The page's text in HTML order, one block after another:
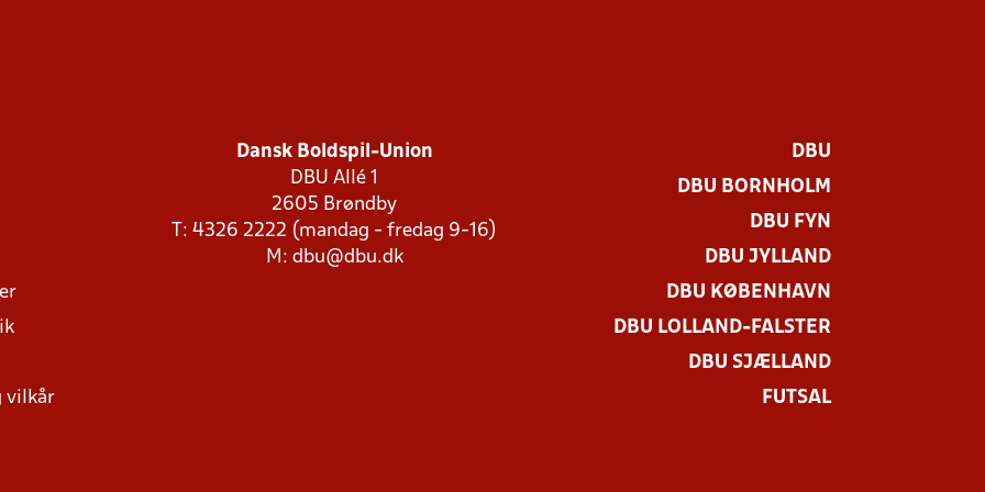
vilkår
Dansk Boldspil-Union
DBU Allé 1
2605 Brøndby
T: 4326 2222 (mandag - fredag 9-16)
M: dbu@dbu.dk
DBU
DBU BORNHOLM
DBU FYN
DBU JYLLAND
DBU KØBENHAVN
DBU LOLLAND-FALSTER
DBU SJÆLLAND
FUTSAL